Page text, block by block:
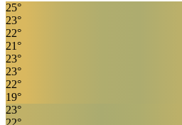
25°
23°
22°
21°
23°
23°
22°
19°
23°
22°